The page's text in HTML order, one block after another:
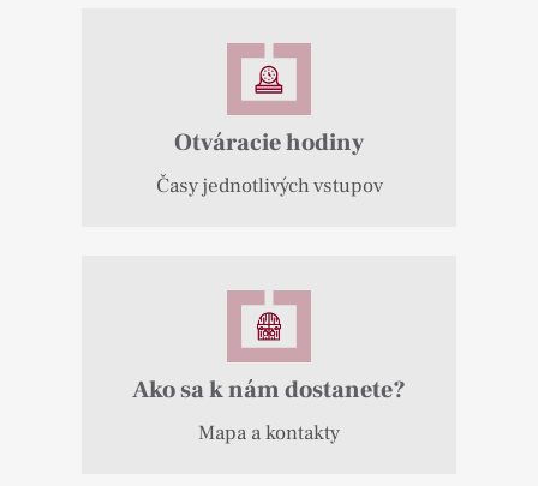
Otváracie hodiny
Časy jednotlivých vstupov
Ako sa k nám dostanete?
Mapa a kontakty